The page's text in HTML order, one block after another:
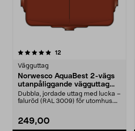
12
Vägguttag
Norwesco AquaBest 2-vägs
utanpåliggande vägguttag
IP44
Dubbla, jordade uttag med lucka –
faluröd (RAL 3009) för utomhus.
249,00
4.5 av 5 stjärnor